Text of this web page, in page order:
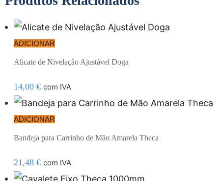
ADICIONAR
Alicate de Nivelação Ajustável Doga
14,00 € com IVA
ADICIONAR
Bandeja para Carrinho de Mão Amarela Theca
21,48 € com IVA